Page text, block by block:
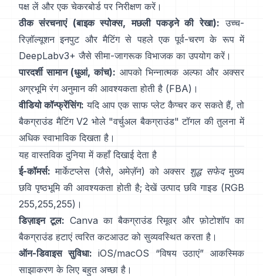
पक्ष लें और एक चेकरबोर्ड पर निरीक्षण करें।
ठीक संरचनाएं (बाइक स्पोक्स, मछली पकड़ने की रेखा): उच्च-
रिज़ॉल्यूशन इनपुट और मैटिंग से पहले एक पूर्व-चरण के रूप में
DeepLabv3+ जैसे सीमा-जागरूक विभाजक का उपयोग करें।
पारदर्शी सामान (धुआं, कांच): आपको भिन्नात्मक अल्फा और अक्सर
अग्रभूमि रंग अनुमान की आवश्यकता होती है (FBA)।
वीडियो कॉन्फ्रेंसिंग: यदि आप एक साफ प्लेट कैप्चर कर सकते हैं, तो
बैकग्राउंड मैटिंग V2 भोले "वर्चुअल बैकग्राउंड" टॉगल की तुलना में
अधिक स्वाभाविक दिखता है।
यह वास्तविक दुनिया में कहाँ दिखाई देता है
ई-कॉमर्स: मार्केटप्लेस (जैसे, अमेज़ॅन) को अक्सर शुद्ध सफेदमुख्य
छवि पृष्ठभूमि की आवश्यकता होती है; देखें उत्पाद छवि गाइड (RGB
255,255,255)।
डिज़ाइन टूल: Canva का बैकग्राउंड रिमूवर और फ़ोटोशॉप का
बैकग्राउंड हटाएं त्वरित कटआउट को सुव्यवस्थित करता है।
ऑन-डिवाइस सुविधा: iOS/macOS “विषय उठाएं” आकस्मिक
साझाकरण के लिए बहुत अच्छा है।